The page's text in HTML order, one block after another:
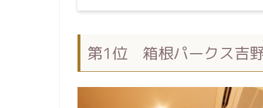
第1位 箱根パークス吉